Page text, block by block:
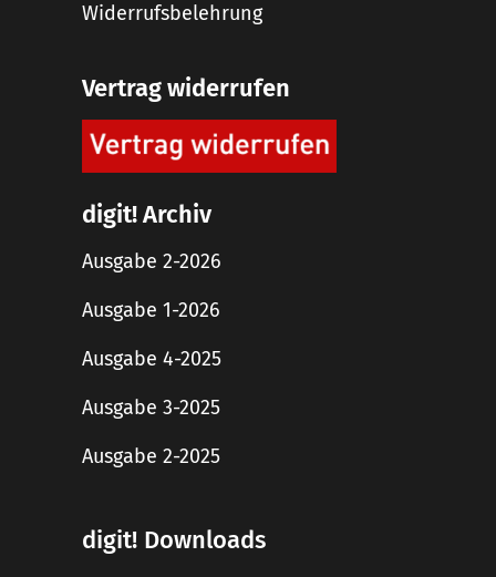
Widerrufsbelehrung
Vertrag widerrufen
digit! Archiv
Ausgabe 2-2026
Ausgabe 1-2026
Ausgabe 4-2025
Ausgabe 3-2025
Ausgabe 2-2025
digit! Downloads